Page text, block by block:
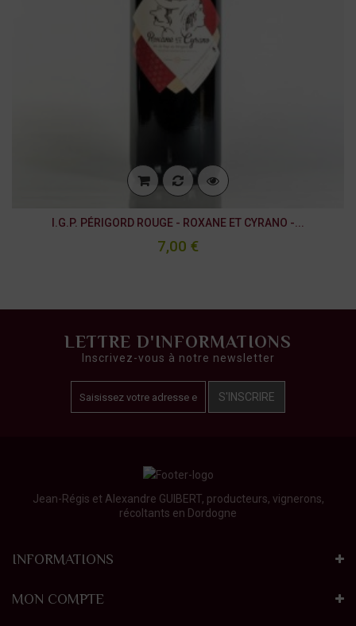
I.G.P. PÉRIGORD ROUGE - ROXANE ET CYRANO -...
7,00 €
LETTRE D'INFORMATIONS
Inscrivez-vous à notre newsletter
S'INSCRIRE
Jean-Régis et Alexandre GUIBERT, producteurs, vignerons,
récoltants en Dordogne
INFORMATIONS
MON COMPTE